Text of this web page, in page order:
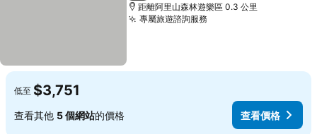
距離阿里山森林遊樂區 0.3 公里
專屬旅遊諮詢服務
低至 $3,751
查看其他 5 個網站的價格 查看價格